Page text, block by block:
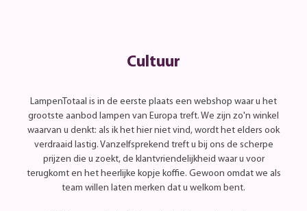
Cultuur
LampenTotaal is in de eerste plaats een webshop waar u het
grootste aanbod lampen van Europa treft. We zijn zo'n winkel
waarvan u denkt: als ik het hier niet vind, wordt het elders ook
verdraaid lastig. Vanzelfsprekend treft u bij ons de scherpe
prijzen die u zoekt, de klantvriendelijkheid waar u voor
terugkomt en het heerlijke kopje koffie. Gewoon omdat we als
team willen laten merken dat u welkom bent.